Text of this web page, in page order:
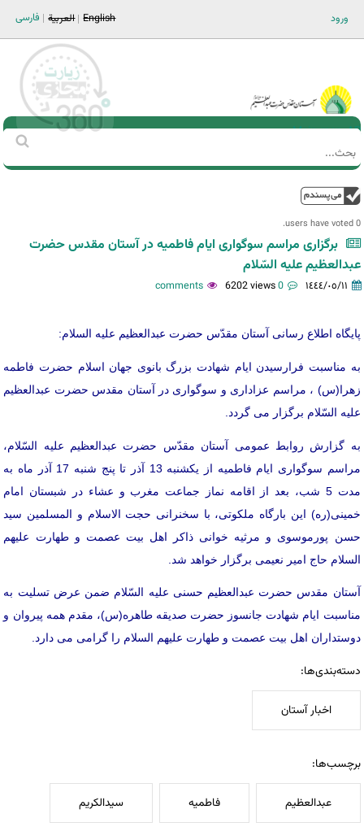
ورود فارسی العربية English
Main men-AR
استمارة
‏
0 users have voted.
برگزاری مراسم سوگواری ایام فاطميه در آستان مقدس حضرت
عبدالعظيم عليه السّلام
١٤٤٤/٠٥/١١ 0 comments
6202 views
پايگاه اطلاع رسانی آستان مقدّس حضرت عبدالعظيم عليه السلام:
به مناسبت فرارسيدن ايام شهادت بزرگ بانوی جهان اسلام حضرت فاطمه
زهرا(س) ، مراسم عزاداری و سوگواری در آستان مقدس حضرت عبدالعظيم
عليه السّلام برگزار می گردد.
به گزارش روابط عمومی آستان مقدّس حضرت عبدالعظيم عليه السّلام،
مراسم سوگواری ایام فاطميه از یکشنبه 13 آذر تا پنج شنبه 17 آذر ماه به
مدت 5 شب، بعد از اقامه نماز جماعت مغرب و عشاء در شبستان امام
خمینی(ره) این بارگاه ملکوتی، با سخنرانی حجت الاسلام و المسلمين سید
حسن پورموسوی و مرثیه خوانی ذاکر اهل بیت عصمت و طهارت علیهم
السلام حاج امیر نعیمی برگزار خواهد شد.
آستان مقدس حضرت عبدالعظيم حسنی عليه السّلام ضمن عرض تسليت به
مناسبت ایام شهادت جانسوز حضرت صديقه طاهره(س)، مقدم همه پيروان و
دوستداران اهل بيت عصمت و طهارت علیهم السلام را گرامی می دارد.
دسته‌بندی‌ها:
اخبار آستان
برچسب‌ها:
عبدالعظیم فاطمیه سیدالکریم